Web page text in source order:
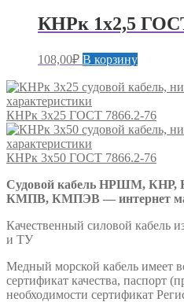
КНРк 1х2,5
108,00₽ В корзину
КНРк 3х25 ГОСТ 7866.2-76
КНРк 3х50 ГОСТ 7866.2-76
Судовой кабель НРШМ,
КМПВ, КМПЭВ — интернет
Качественный силовой кабель
и ТУ
Медный морской кабель имеет
сертификат качества, паспорт
необходимости сертификат